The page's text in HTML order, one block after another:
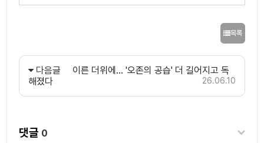
목록
다음글
이른 더위에… '오존의 공습' 더 길어지고 독
해졌다
26.06.10
댓글 0